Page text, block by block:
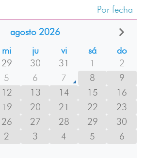
Por fecha
agosto 2026
mi ju vi sá
do
29 30 31 1
2
5 6 7 8
9
12 13 14 15
16
19 20 21 22
23
26 27 28 29
30
2 3 4 5 6